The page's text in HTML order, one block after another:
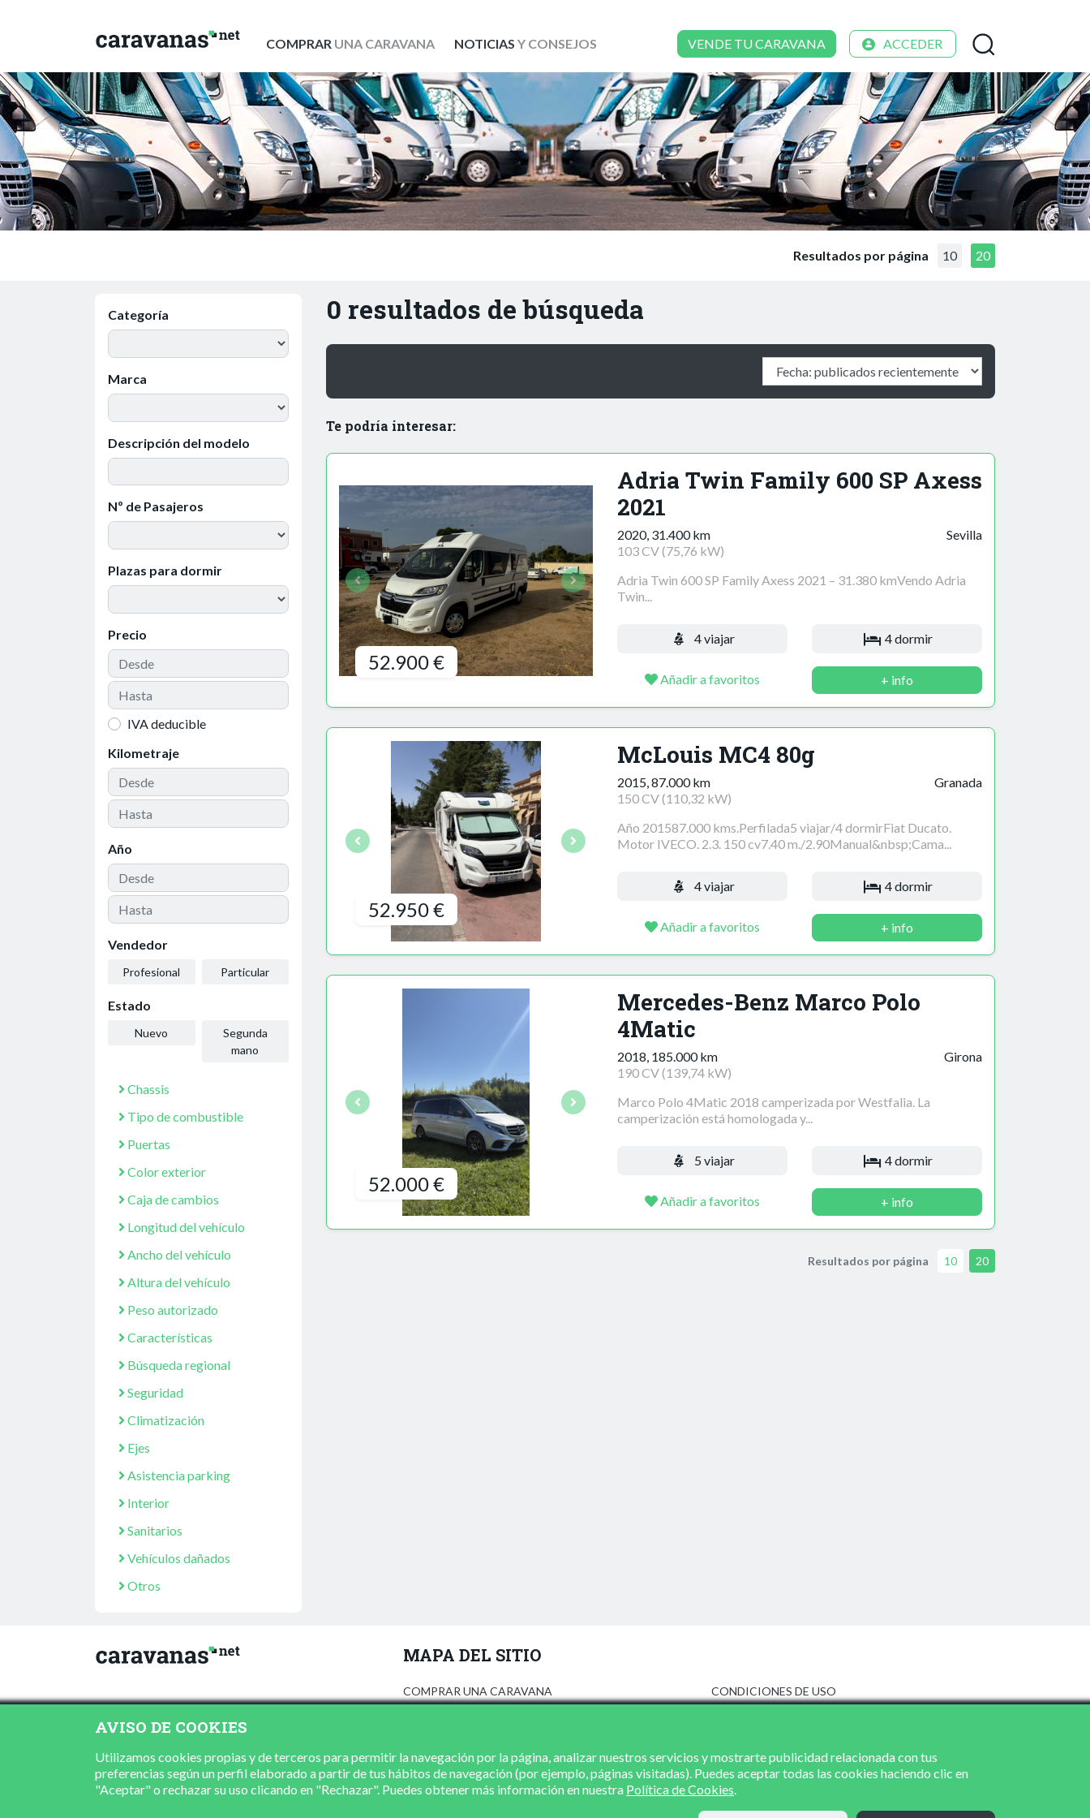
COMPRARUNA CARAVANA NOTICIAS Y CONSEJOS VENDE TU CARAVANA ACCEDER
Resultados por página 10 20
Categoría
Marca
Descripción del modelo
Nº de Pasajeros
Plazas para dormir
Precio
IVA deducible
Kilometraje
Año
Vendedor
Profesional Particular
Estado
Nuevo
Segunda
mano
Chassis
Tipo de combustible
Puertas
Color exterior
Caja de cambios
Longitud del vehículo
Ancho del vehículo
Altura del vehículo
Peso autorizado
Características
Búsqueda regional
Seguridad
Climatización
Ejes
Asistencia parking
Interior
Sanitarios
Vehículos dañados
Otros
0 resultados de búsqueda
Te podría interesar:
52.900 €
Adria Twin Family 600 SP Axess
2021
2020, 31.400 km
103 CV (75,76 kW)
Sevilla
Adria Twin 600 SP Family Axess 2021 – 31.380 kmVendo Adria
Twin...
4 viajar 4 dormir
Añadir a favoritos + info
52.950 €
McLouis MC4 80g
2015, 87.000 km
150 CV (110,32 kW)
Granada
Año 201587.000 kms.Perfilada5 viajar/4 dormirFiat Ducato.
Motor IVECO. 2.3. 150 cv7.40 m./2.90Manual&nbsp;Cama...
4 viajar 4 dormir
Añadir a favoritos + info
52.000 €
Mercedes-Benz Marco Polo
4Matic
2018, 185.000 km
190 CV (139,74 kW)
Girona
Marco Polo 4Matic 2018 camperizada por Westfalia. La
camperización está homologada y...
5 viajar 4 dormir
Añadir a favoritos + info
Resultados por página 10 20
MAPA DEL SITIO
COMPRAR UNA CARAVANA
CONCESIONARIOS
CONTACTO
CONDICIONES DE USO
POLÍTICA DE COOKIES
AVISO DE COOKIES
Utilizamos cookies propias y de terceros para permitir la navegación por la página, analizar nuestros servicios y mostrarte publicidad relacionada con tus
preferencias según un perfil elaborado a partir de tus hábitos de navegación (por ejemplo, páginas visitadas). Puedes aceptar todas las cookies haciendo clic en
"Aceptar" o rechazar su uso clicando en "Rechazar". Puedes obtener más información en nuestra Política de Cookies.